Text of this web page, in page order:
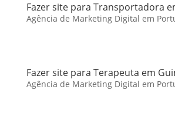
Fazer site para Transportadora
Agência de Marketing Digital em
Fazer site para Terapeuta em
Agência de Marketing Digital em